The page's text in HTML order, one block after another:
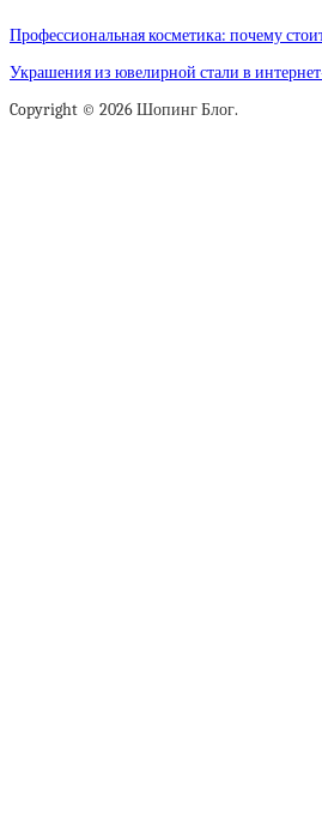
Профессиональная косметика: почему
Украшения из ювелирной стали в
Copyright © 2026 Шопинг Блог.